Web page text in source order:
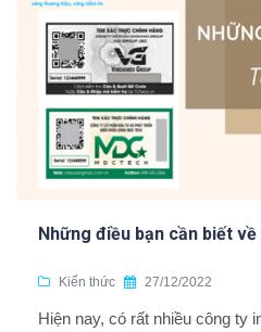
Những điều bạn cần biết
Kiến thức 27/12/2022
Hiện nay, có rất nhiều công ty